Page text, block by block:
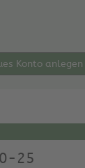
Konto anlegen
25